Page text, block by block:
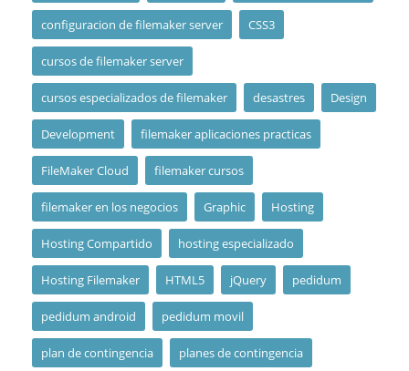
configuracion de filemaker server CSS3
cursos de filemaker server
cursos especializados de filemaker desastres Design
Development filemaker aplicaciones practicas
FileMaker Cloud filemaker cursos
filemaker en los negocios Graphic Hosting
Hosting Compartido hosting especializado
Hosting Filemaker HTML5 jQuery pedidum
pedidum android pedidum movil
plan de contingencia planes de contingencia